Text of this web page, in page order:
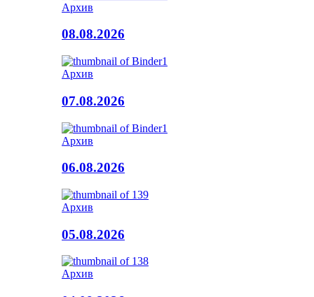
Архив
08.08.2026
Архив
07.08.2026
Архив
06.08.2026
Архив
05.08.2026
Архив